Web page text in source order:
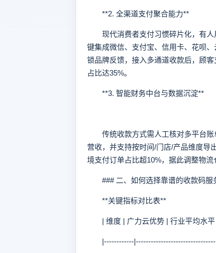
**2. 全渠道支付聚合能力**
现代消费者支付习惯碎片化，有人
键集成微信、支付宝、信用卡、花呗
锁品牌反馈，接入多通道收款后，顾
占比达35%。
**3. 智能财务中台与数据沉淀**
传统收款方式需人工核对多平台账
营收，并支持按时间/门店/产品维度导
境支付订单占比超10%，据此调整物流
### 二、如何选择靠谱的收款码服
**关键指标对比表**
| 维度 | 广力云优势 | 行业平均水平
|------------|--------------------------------